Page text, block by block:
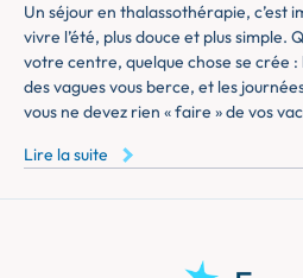
Un séjour en thalassothérapie, c’est
vivre l’été, plus douce et plus simple.
votre centre, quelque chose se crée
des vagues vous berce, et les
vous ne devez rien « faire » de vos
Lire la suite